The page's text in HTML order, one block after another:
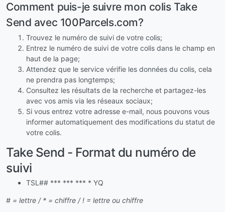
Comment puis-je suivre mon colis Take
Send avec 100Parcels.com?
Trouvez le numéro de suivi de votre colis;
Entrez le numéro de suivi de votre colis dans le champ en
haut de la page;
Attendez que le service vérifie les données du colis, cela
ne prendra pas longtemps;
Consultez les résultats de la recherche et partagez-les
avec vos amis via les réseaux sociaux;
Si vous entrez votre adresse e-mail, nous pouvons vous
informer automatiquement des modifications du statut de
votre colis.
Take Send - Format du numéro de
suivi
TSL## *** *** *** * YQ
# = lettre / * = chiffre / ! = lettre ou chiffre